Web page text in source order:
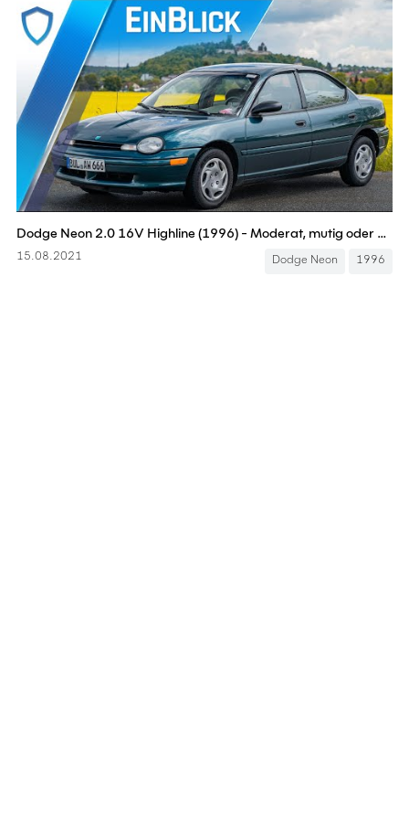
Dodge Neon 2.0 16V Highline (1996) - Moderat, mutig oder missverstanden? Test & Review
15.08.2021 Dodge Neon 1996